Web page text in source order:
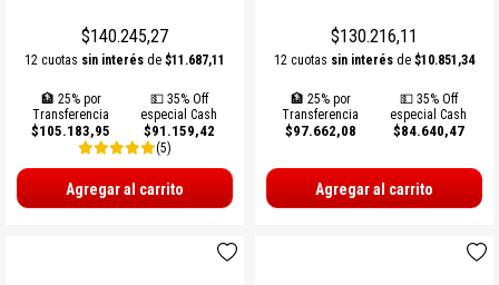
$140.245,27
12 cuotas sin interés de $11.687,11
🏦 25% por
Transferencia
$105.183,95
💵 35% Off
especial Cash
$91.159,42
(5)
Agregar al carrito
$130.216,11
12 cuotas sin interés de $10.851,34
🏦 25% por
Transferencia
$97.662,08
💵 35% Off
especial Cash
$84.640,47
Agregar al carrito